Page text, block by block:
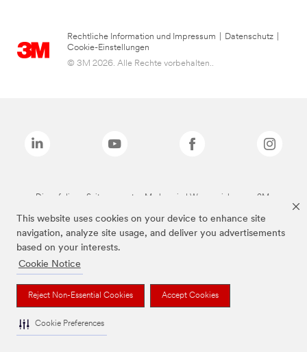
This website uses cookies on your device to enhance site
navigation, analyze site usage, and deliver you advertisements
based on your interests.
Cookie Notice
Reject Non-Essential Cookies Accept Cookies
Cookie Preferences
Rechtliche Information und Impressum Datenschutz
Cookie-Einstellungen
© 3M 2026. Alle Rechte vorbehalten..
Die auf dieser Seite genannten Marken sind Warenzeichen von 3M.